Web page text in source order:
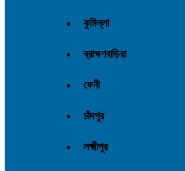
কুমিল্লা
ব্রাহ্মণবাড়িয়া
ফেনী
চাঁদপুর
লক্ষ্মীপুর